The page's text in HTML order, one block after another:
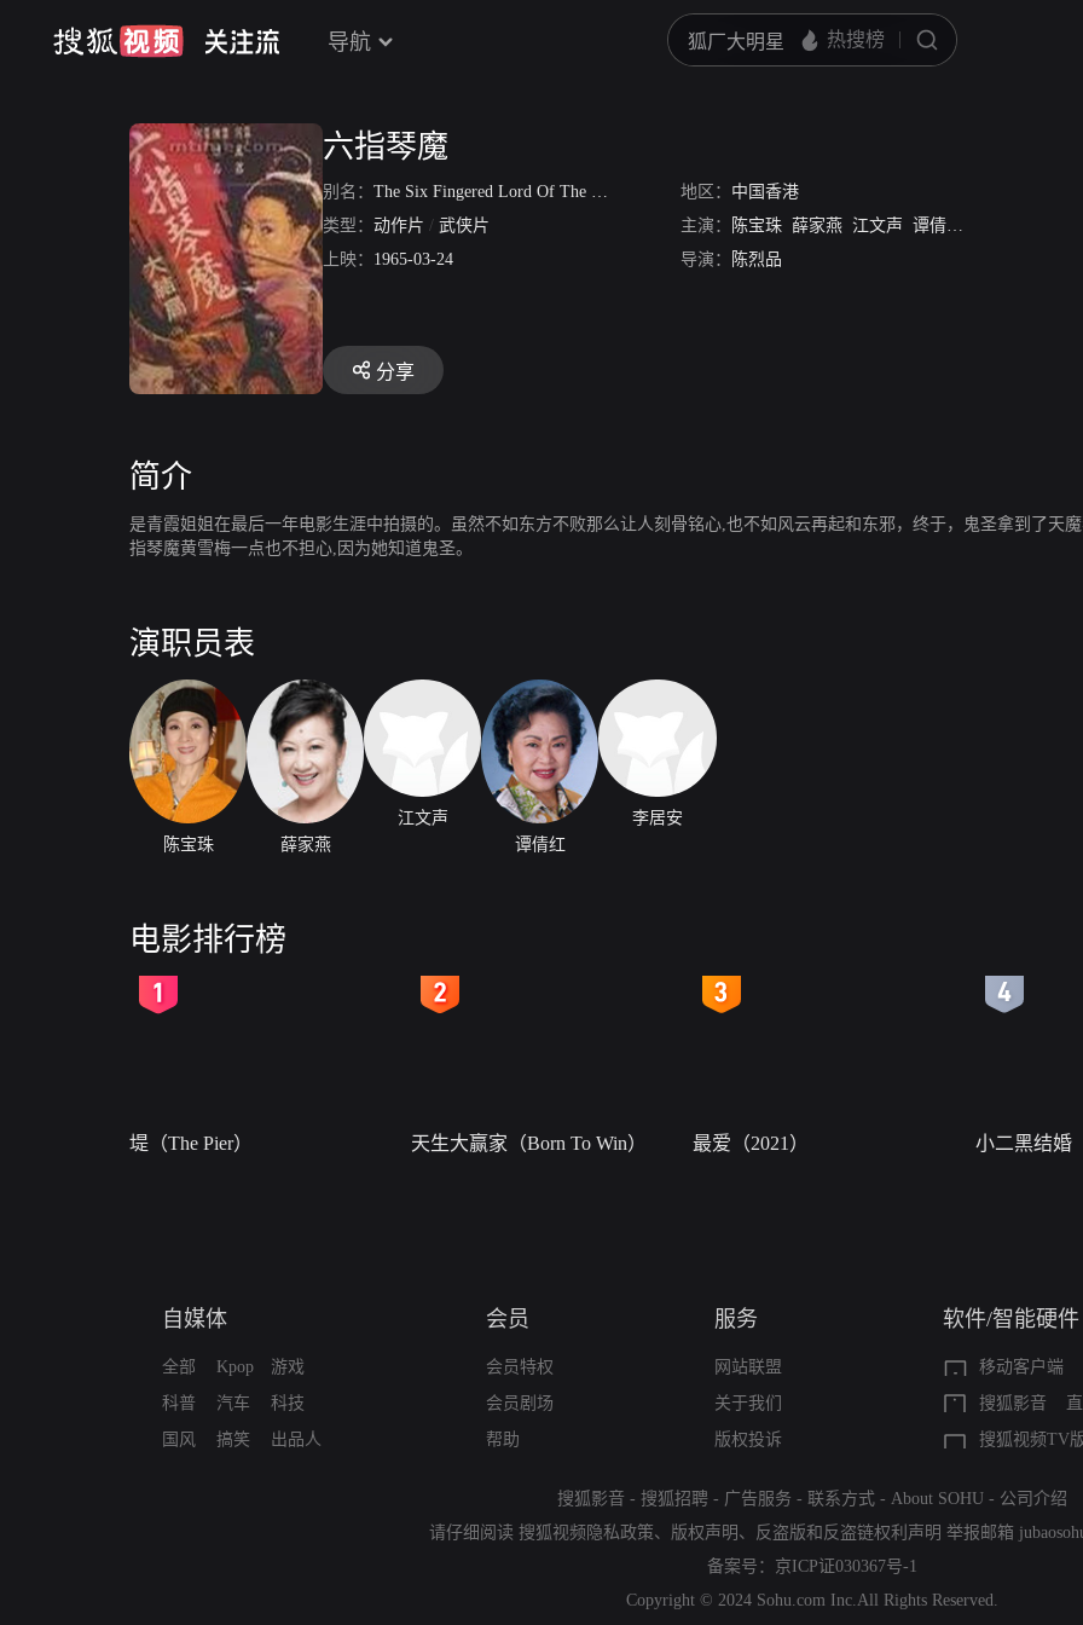
导航
六指琴魔
别名： The Six Fingered Lord Of The Lute 地区： 中国香港
类型： 动作片 / 武侠片 主演： 陈宝珠 薛家燕 江文声 谭倩红
上映： 1965-03-24 导演： 陈烈品
分享
简介
是青霞姐姐在最后一年电影生涯中拍摄的。虽然不如东方不败那么让人刻骨铭心,也不如风云再起和东邪，终于，鬼圣拿到了天
指琴魔黄雪梅一点也不担心,因为她知道鬼圣。
演职员表
陈宝珠 薛家燕
江文声
谭倩红
李居安
电影排行榜
堤（The Pier） 天生大赢家（Born To Win） 最爱（2021） 小二黑结婚
自媒体
全部
科普
国风
Kpop
汽车
搞笑
游戏
科技
出品人
会员
会员特权
会员剧场
帮助
服务
网站联盟
关于我们
版权投诉
软件/智能硬件
移动客户端
搜狐影音
搜狐视频TV
搜狐影音 - 搜狐招聘 - 广告服务 - 联系方式 - About SOHU - 公司介绍
请仔细阅读 搜狐视频隐私政策、 版权声明 、 反盗版和反盗链权利声明 举报邮箱
备案号： 京ICP证030367号-1
Copyright © 2024 Sohu.com Inc.All Rights Reserved.